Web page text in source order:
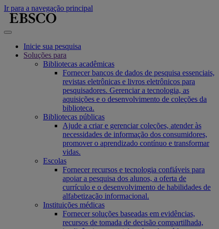
Ir para a navegação principal
Inicie sua pesquisa
Soluções para
Bibliotecas acadêmicas
Fornecer bancos de dados de pesquisa essenciais,
revistas eletrônicas e livros eletrônicos para
pesquisadores. Gerenciar a tecnologia, as
aquisições e o desenvolvimento de coleções da
biblioteca.
Bibliotecas públicas
Ajude a criar e gerenciar coleções, atender às
necessidades de informação dos consumidores,
promover o aprendizado contínuo e transformar
vidas.
Escolas
Fornecer recursos e tecnologia confiáveis para
apoiar a pesquisa dos alunos, a oferta de
currículo e o desenvolvimento de habilidades de
alfabetização informacional.
Instituições médicas
Fornecer soluções baseadas em evidências,
recursos de tomada de decisão compartilhada,